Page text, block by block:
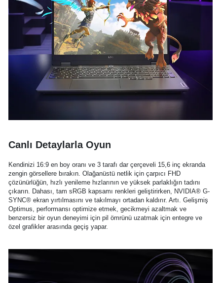
Canlı Detaylarla Oyun
Kendinizi 16:9 en boy oranı ve 3 tarafı dar çerçeveli 15,6 inç ekranda
zengin görsellere bırakın. Olağanüstü netlik için çarpıcı FHD
çözünürlüğün, hızlı yenileme hızlarının ve yüksek parlaklığın tadını
çıkarın. Dahası, tam sRGB kapsamı renkleri geliştirirken, NVIDIA® G-
SYNC® ekran yırtılmasını ve takılmayı ortadan kaldırır. Artı. Gelişmiş
Optimus, performansı optimize etmek, gecikmeyi azaltmak ve
benzersiz bir oyun deneyimi için pil ömrünü uzatmak için entegre ve
özel grafikler arasında geçiş yapar.